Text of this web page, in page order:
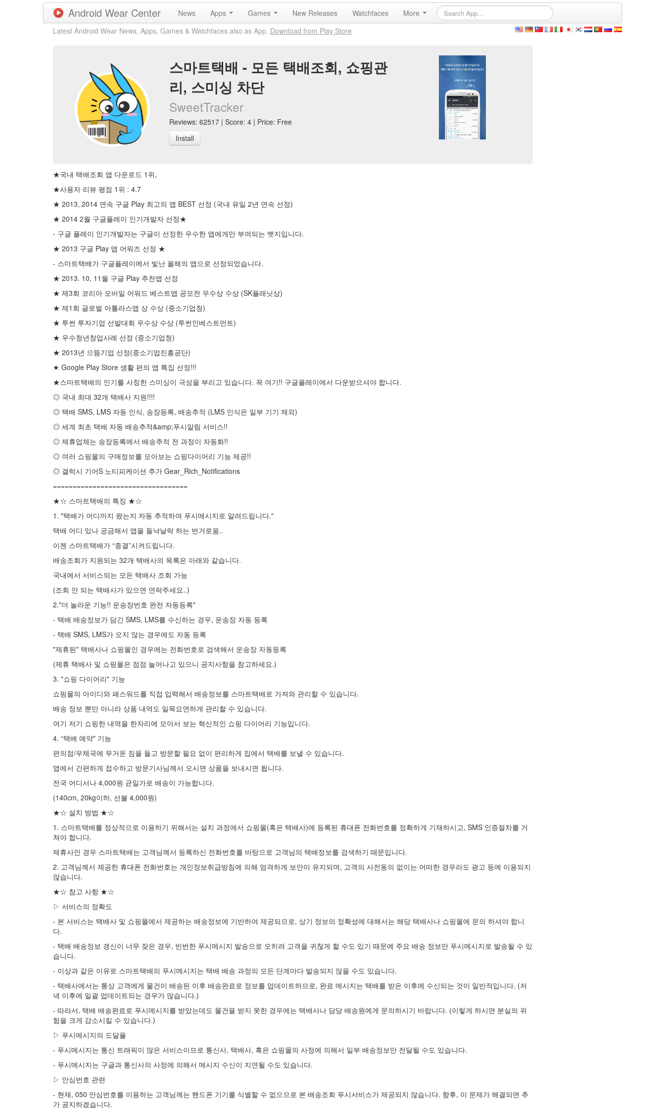
Android Wear Center News Apps Games New Releases Watchfaces
More
Latest Android Wear News, Apps, Games & Watchfaces also as App. Download from Play Store
스마트택배 - 모든 택배조회, 쇼핑관
리, 스미싱 차단
SweetTracker
Reviews: 62517 | Score: 4 | Price: Free
Install
★국내 택배조회 앱 다운로드 1위,
★사용자 리뷰 평점 1위 : 4.7
★ 2013, 2014 연속 구글 Play 최고의 앱 BEST 선정 (국내 유일 2년 연속 선정)
★ 2014 2월 구글플레이 인기개발자 선정★
- 구글 플레이 인기개발자는 구글이 선정한 우수한 앱에게만 부여되는 뱃지입니다.
★ 2013 구글 Play 앱 어워즈 선정 ★
- 스마트택배가 구글플레이에서 빛난 올해의 앱으로 선정되었습니다.
★ 2013. 10, 11월 구글 Play 추천앱 선정
★ 제3회 코리아 모바일 어워드 베스트앱 공모전 우수상 수상 (SK플래닛상)
★ 제1회 글로벌 아틀라스앱 상 수상 (중소기업청)
★ 투썬 투자기업 선발대회 우수상 수상 (투썬인베스트먼트)
★ 우수청년창업사례 선정 (중소기업청)
★ 2013년 으뜸기업 선정(중소기업진흥공단)
★ Google Play Store 생활 편의 앱 특집 선정!!!
★스마트택배의 인기를 사칭한 스미싱이 극성을 부리고 있습니다. 꼭 여기!! 구글플레이에서 다운받으셔야 합니다.
◎ 국내 최대 32개 택배사 지원!!!!
◎ 택배 SMS, LMS 자동 인식, 송장등록, 배송추적 (LMS 인식은 일부 기기 제외)
◎ 세계 최초 택배 자동 배송추적&amp;푸시알림 서비스!!
◎ 제휴업체는 송장등록에서 배송추적 전 과정이 자동화!!
◎ 여러 쇼핑몰의 구매정보를 모아보는 쇼핑다이어리 기능 제공!!
◎ 갤럭시 기어S 노티피케이션 추가 Gear_Rich_Notifications
==================================
★☆ 스마트택배의 특징 ★☆
1. "택배가 어디까지 왔는지 자동 추적하여 푸시메시지로 알려드립니다."
택배 어디 있나 궁금해서 앱을 들낙날락 하는 번거로움..
이젠 스마트택배가 “종결”시켜드립니다.
배송조회가 지원되는 32개 택배사의 목록은 아래와 같습니다.
국내에서 서비스되는 모든 택배사 조회 가능
(조회 안 되는 택배사가 있으면 연락주세요..)
2."더 놀라운 기능!! 운송장번호 완전 자동등록"
- 택배 배송정보가 담긴 SMS, LMS를 수신하는 경우, 운송장 자동 등록
- 택배 SMS, LMS가 오지 않는 경우에도 자동 등록
"제휴된" 택배사나 쇼핑몰인 경우에는 전화번호로 검색해서 운송장 자동등록
(제휴 택배사 및 쇼핑몰은 점점 늘어나고 있으니 공지사항을 참고하세요.)
3. "쇼핑 다이어리" 기능
쇼핑몰의 아이디와 패스워드를 직접 입력해서 배송정보를 스마트택배로 가져와 관리할 수 있습니다.
배송 정보 뿐만 아니라 상품 내역도 일목요연하게 관리할 수 있습니다.
여기 저기 쇼핑한 내역을 한자리에 모아서 보는 혁신적인 쇼핑 다이어리 기능입니다.
4. “택배 예약" 기능
편의점/우체국에 무거운 짐을 들고 방문할 필요 없이 편리하게 집에서 택배를 보낼 수 있습니다.
앱에서 간편하게 접수하고 방문기사님께서 오시면 상품을 보내시면 됩니다.
전국 어디서나 4,000원 균일가로 배송이 가능합니다.
(140cm, 20kg이하, 선불 4,000원)
★☆ 설치 방법 ★☆
1. 스마트택배를 정상적으로 이용하기 위해서는 설치 과정에서 쇼핑몰(혹은 택배사)에 등록된 휴대폰 전화번호를 정확하게 기재하시고, SMS 인증절차를 거
쳐야 합니다.
제휴사인 경우 스마트택배는 고객님께서 등록하신 전화번호를 바탕으로 고객님의 택배정보를 검색하기 때문입니다.
2. 고객님께서 제공한 휴대폰 전화번호는 개인정보취급방침에 의해 엄격하게 보안이 유지되며, 고객의 사전동의 없이는 어떠한 경우라도 광고 등에 이용되지
않습니다.
★☆ 참고 사항 ★☆
▷ 서비스의 정확도
- 본 서비스는 택배사 및 쇼핑몰에서 제공하는 배송정보에 기반하여 제공되므로, 상기 정보의 정확성에 대해서는 해당 택배사나 쇼핑몰에 문의 하셔야 합니
다.
- 택배 배송정보 갱신이 너무 잦은 경우, 빈번한 푸시메시지 발송으로 오히려 고객을 귀찮게 할 수도 있기 때문에 주요 배송 정보만 푸시메시지로 발송될 수 있
습니다.
- 이상과 같은 이유로 스마트택배의 푸시메시지는 택배 배송 과정의 모든 단계마다 발송되지 않을 수도 있습니다.
- 택배사에서는 통상 고객에게 물건이 배송된 이후 배송완료로 정보를 업데이트하므로, 완료 메시지는 택배를 받은 이후에 수신되는 것이 일반적입니다. (저
녁 이후에 일괄 업데이트되는 경우가 많습니다.)
- 따라서, 택배 배송완료로 푸시메시지를 받았는데도 물건을 받지 못한 경우에는 택배사나 담당 배송원에게 문의하시기 바랍니다. (이렇게 하시면 분실의 위
험을 크게 감소시킬 수 있습니다.)
▷ 푸시메시지의 도달율
- 푸시메시지는 통신 트래픽이 많은 서비스이므로 통신사, 택배사, 혹은 쇼핑몰의 사정에 의해서 일부 배송정보만 전달될 수도 있습니다.
- 푸시메시지는 구글과 통신사의 사정에 의해서 메시지 수신이 지연될 수도 있습니다.
▷ 안심번호 관련
- 현재, 050 안심번호를 이용하는 고객님께는 핸드폰 기기를 식별할 수 없으므로 본 배송조회 푸시서비스가 제공되지 않습니다. 향후, 이 문제가 해결되면 추
가 공지하겠습니다.